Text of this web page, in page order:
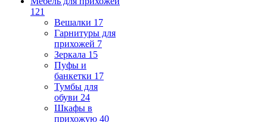
121
Вешалки 17
Гарнитуры для
прихожей 7
Зеркала 15
Пуфы и
банкетки 17
Тумбы для
обуви 24
Шкафы в
прихожую 40